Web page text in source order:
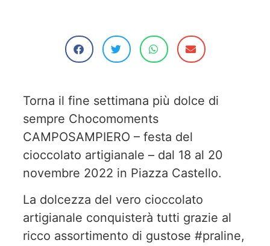
Torna il fine settimana più dolce di
sempre Chocomoments
CAMPOSAMPIERO – festa del
cioccolato artigianale – dal 18 al 20
novembre 2022 in Piazza Castello.
La dolcezza del vero cioccolato
artigianale conquisterà tutti grazie al
ricco assortimento di gustose #praline,